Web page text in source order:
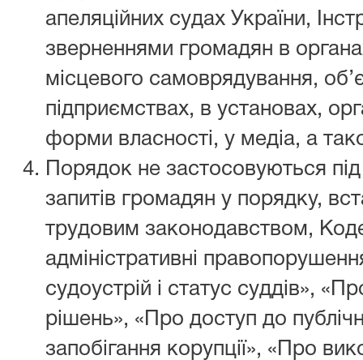
апеляційних судах України,
зверненнями громадян в
місцевого самоврядування,
підприємствах, в установах,
форми власності, у медіа, а
Порядок не застосовуються
запитів громадян у порядку,
трудовим законодавством,
адміністративні
судоустрій і статус суддів»,
рішень», «Про доступ до
запобігання корупції», «Про